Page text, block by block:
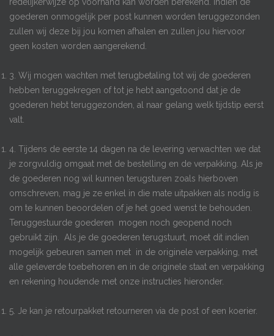
goederen onmogelijk per post kunnen worden teruggezonden
zullen wij deze bij jou komen afhalen en zullen jou hiervoor
geen kosten worden aangerekend.
3. Wij mogen wachten met terugbetaling tot wij de goederen
hebben teruggekregen of tot je hebt aangetoond dat je de
goederen hebt teruggezonden, al naar gelang welk tijdstip eerst
valt.
4. Tijdens de eerste 14 dagen na de levering verwachten we dat
je zorgvuldig omgaat met de bestelling en de verpakking. Als je
de goederen nog wil kunnen terugsturen zoals hierboven
omschreven, mag je ze enkel in die mate uitpakken als nodig is
om te kunnen beoordelen of je het goed wenst te behouden.
Teruggestuurde goederen mogen noch geopend noch
gebruikt zijn. Als je de goederen terugstuurt, moet dit indien
mogelijk gebeuren samen met in de originele verpakking, met
alle geleverde toebehoren en in de originele staat en verpakking
en rekening houdende met onze instructies hieronder.
5. Je kan je retourpakket retourneren via de post of een koerier.